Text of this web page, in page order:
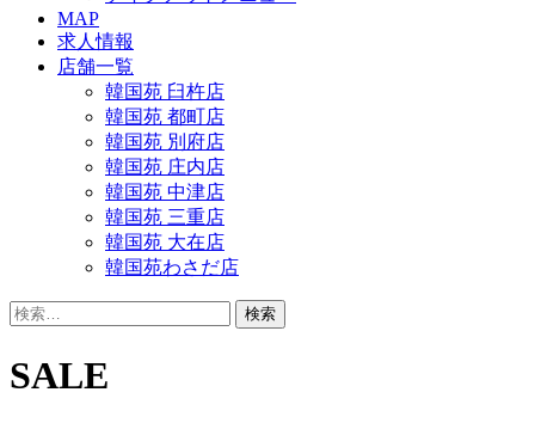
MAP
求人情報
店舗一覧
韓国苑 臼杵店
韓国苑 都町店
韓国苑 別府店
韓国苑 庄内店
韓国苑 中津店
韓国苑 三重店
韓国苑 大在店
韓国苑わさだ店
検
SALE